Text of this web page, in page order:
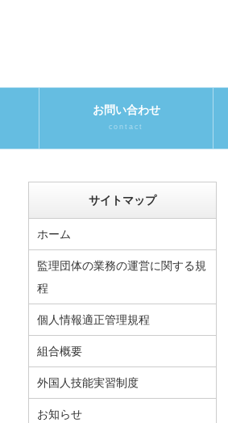
お問い合わせ
contact
サイトマップ
ホーム
監理団体の業務の運営に関する規
程
個人情報適正管理規程
組合概要
外国人技能実習制度
お知らせ